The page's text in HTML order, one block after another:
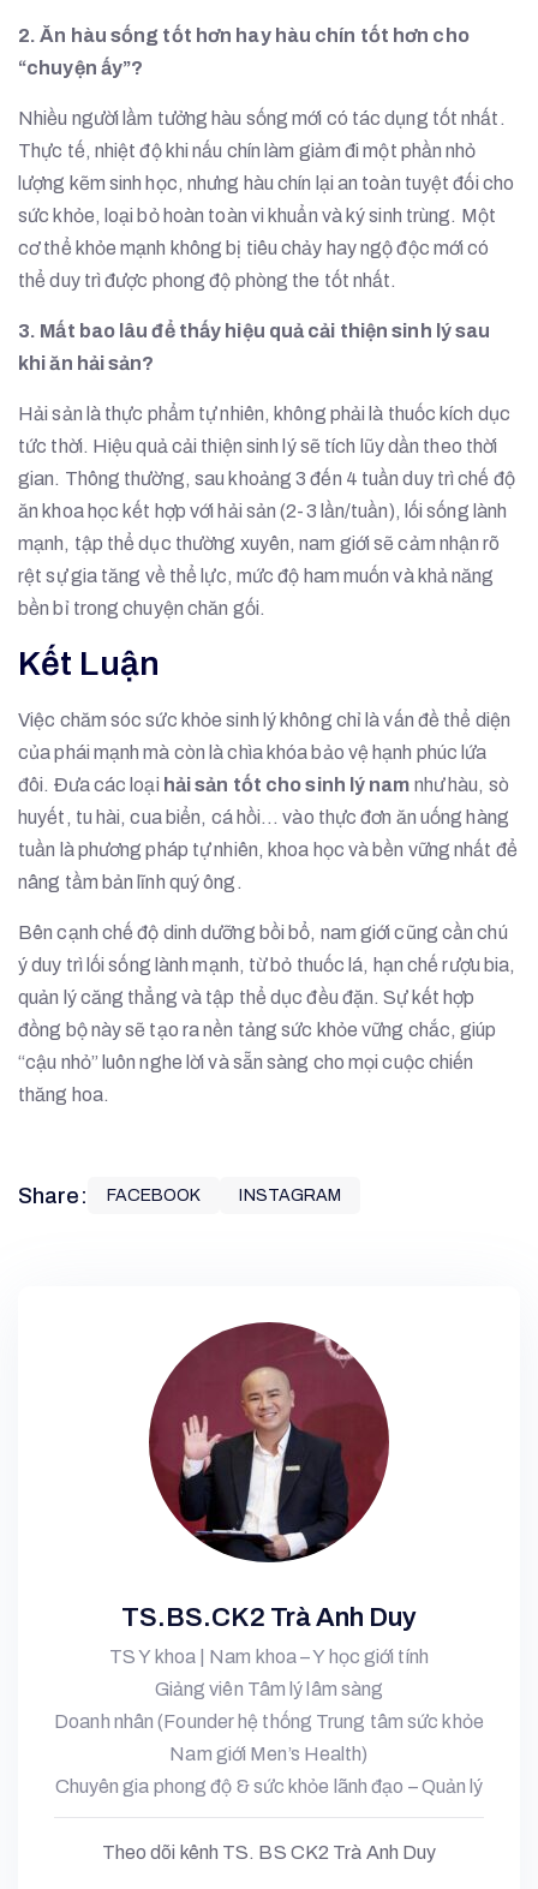
2. Ăn hàu sống tốt hơn hay hàu chín tốt hơn cho
“chuyện ấy”?
Nhiều người lầm tưởng hàu sống mới có tác dụng tốt nhất.
Thực tế, nhiệt độ khi nấu chín làm giảm đi một phần nhỏ
lượng kẽm sinh học, nhưng hàu chín lại an toàn tuyệt đối cho
sức khỏe, loại bỏ hoàn toàn vi khuẩn và ký sinh trùng. Một
cơ thể khỏe mạnh không bị tiêu chảy hay ngộ độc mới có
thể duy trì được phong độ phòng the tốt nhất.
3. Mất bao lâu để thấy hiệu quả cải thiện sinh lý sau
khi ăn hải sản?
Hải sản là thực phẩm tự nhiên, không phải là thuốc kích dục
tức thời. Hiệu quả cải thiện sinh lý sẽ tích lũy dần theo thời
gian. Thông thường, sau khoảng 3 đến 4 tuần duy trì chế độ
ăn khoa học kết hợp với hải sản (2-3 lần/tuần), lối sống lành
mạnh, tập thể dục thường xuyên, nam giới sẽ cảm nhận rõ
rệt sự gia tăng về thể lực, mức độ ham muốn và khả năng
bền bỉ trong chuyện chăn gối.
Kết Luận
Việc chăm sóc sức khỏe sinh lý không chỉ là vấn đề thể diện
của phái mạnh mà còn là chìa khóa bảo vệ hạnh phúc lứa
đôi. Đưa các loại hải sản tốt cho sinh lý nam như hàu, sò
huyết, tu hài, cua biển, cá hồi… vào thực đơn ăn uống hàng
tuần là phương pháp tự nhiên, khoa học và bền vững nhất để
nâng tầm bản lĩnh quý ông.
Bên cạnh chế độ dinh dưỡng bồi bổ, nam giới cũng cần chú
ý duy trì lối sống lành mạnh, từ bỏ thuốc lá, hạn chế rượu bia,
quản lý căng thẳng và tập thể dục đều đặn. Sự kết hợp
đồng bộ này sẽ tạo ra nền tảng sức khỏe vững chắc, giúp
“cậu nhỏ” luôn nghe lời và sẵn sàng cho mọi cuộc chiến
thăng hoa.
Share: FACEBOOK INSTAGRAM
TS.BS.CK2 Trà Anh Duy
TS Y khoa | Nam khoa – Y học giới tính
Giảng viên Tâm lý lâm sàng
Doanh nhân (Founder hệ thống Trung tâm sức khỏe
Nam giới Men’s Health)
Chuyên gia phong độ & sức khỏe lãnh đạo – Quản lý
Theo dõi kênh TS. BS CK2 Trà Anh Duy